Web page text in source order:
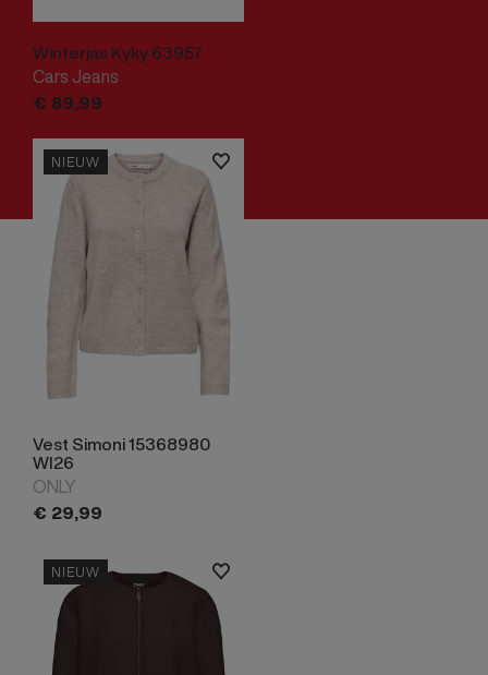
Winterjas Kyky 63957
Cars Jeans
€ 89,99
NIEUW
Vest Simoni 15368980
WI26
ONLY
€ 29,99
NIEUW